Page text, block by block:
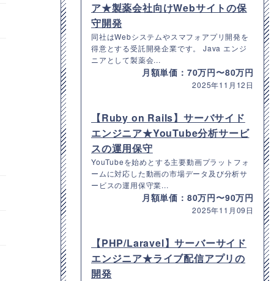
ア★製薬会社向けWebサイトの保
守開発
同社はWebシステムやスマフォアプリ開発を
得意とする受託開発企業です。 Java エンジ
ニアとして製薬会...
月額単価：70万円〜80万円
2025年11月12日
【Ruby on Rails】サーバサイド
エンジニア★YouTube分析サービ
スの運用保守
YouTubeを始めとする主要動画プラットフォ
ームに対応した動画の市場データ及び分析サ
ービスの運用保守業...
月額単価：80万円〜90万円
2025年11月09日
【PHP/Laravel】サーバーサイド
エンジニア★ライブ配信アプリの
開発